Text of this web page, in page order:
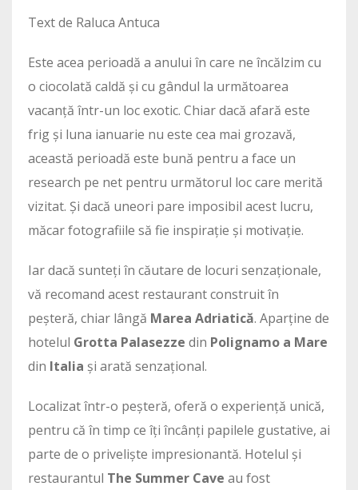
Text de Raluca Antuca
Este acea perioadă a anului în care ne încălzim cu
o ciocolată caldă și cu gândul la următoarea
vacanță într-un loc exotic. Chiar dacă afară este
frig și luna ianuarie nu este cea mai grozavă,
această perioadă este bună pentru a face un
research pe net pentru următorul loc care merită
vizitat. Și dacă uneori pare imposibil acest lucru,
măcar fotografiile să fie inspirație și motivație.
Iar dacă sunteți în căutare de locuri senzaționale,
vă recomand acest restaurant construit în
peșteră, chiar lângă Marea Adriatică. Aparține de
hotelul Grotta Palasezze din Polignamo a Mare
din Italia și arată senzațional.
Localizat într-o peșteră, oferă o experiență unică,
pentru că în timp ce îți încânți papilele gustative, ai
parte de o priveliște impresionantă. Hotelul și
restaurantul The Summer Cave au fost